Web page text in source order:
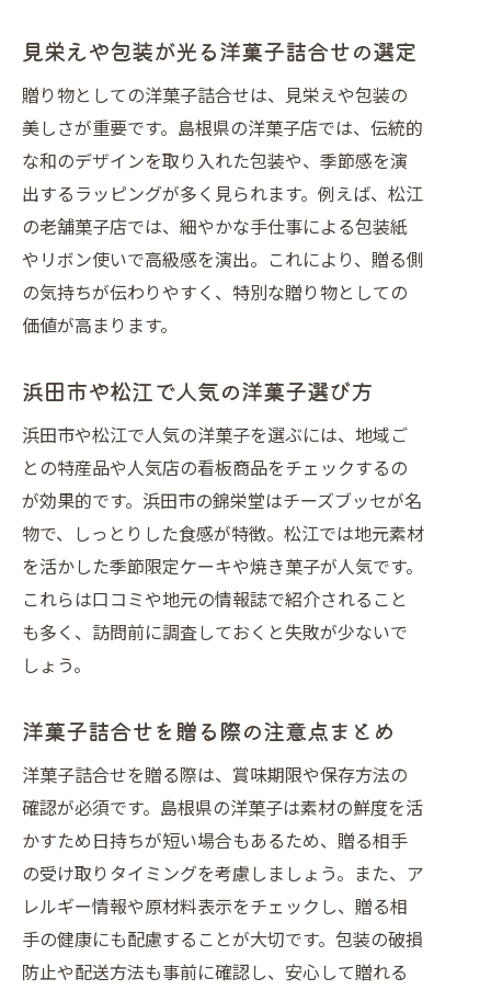
見栄えや包装が光る洋菓子詰合せの選定
贈り物としての洋菓子詰合せは、見栄えや包装の
美しさが重要です。島根県の洋菓子店では、伝統的
な和のデザインを取り入れた包装や、季節感を演
出するラッピングが多く見られます。例えば、松江
の老舗菓子店では、細やかな手仕事による包装紙
やリボン使いで高級感を演出。これにより、贈る側
の気持ちが伝わりやすく、特別な贈り物としての
価値が高まります。
浜田市や松江で人気の洋菓子選び方
浜田市や松江で人気の洋菓子を選ぶには、地域ご
との特産品や人気店の看板商品をチェックするの
が効果的です。浜田市の錦栄堂はチーズブッセが名
物で、しっとりした食感が特徴。松江では地元素材
を活かした季節限定ケーキや焼き菓子が人気です。
これらは口コミや地元の情報誌で紹介されること
も多く、訪問前に調査しておくと失敗が少ないで
しょう。
洋菓子詰合せを贈る際の注意点まとめ
洋菓子詰合せを贈る際は、賞味期限や保存方法の
確認が必須です。島根県の洋菓子は素材の鮮度を活
かすため日持ちが短い場合もあるため、贈る相手
の受け取りタイミングを考慮しましょう。また、ア
レルギー情報や原材料表示をチェックし、贈る相
手の健康にも配慮することが大切です。包装の破損
防止や配送方法も事前に確認し、安心して贈れる